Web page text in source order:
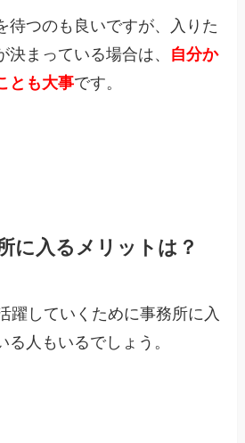
待つのも良いですが、入りた
決まっている場合は、 自分か
とも大事です。
に入るメリットは？
躍していくために事務所に入
る人もいるでしょう。